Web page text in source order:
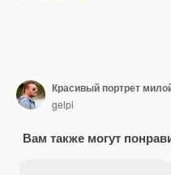
gelpi
Вам также могут